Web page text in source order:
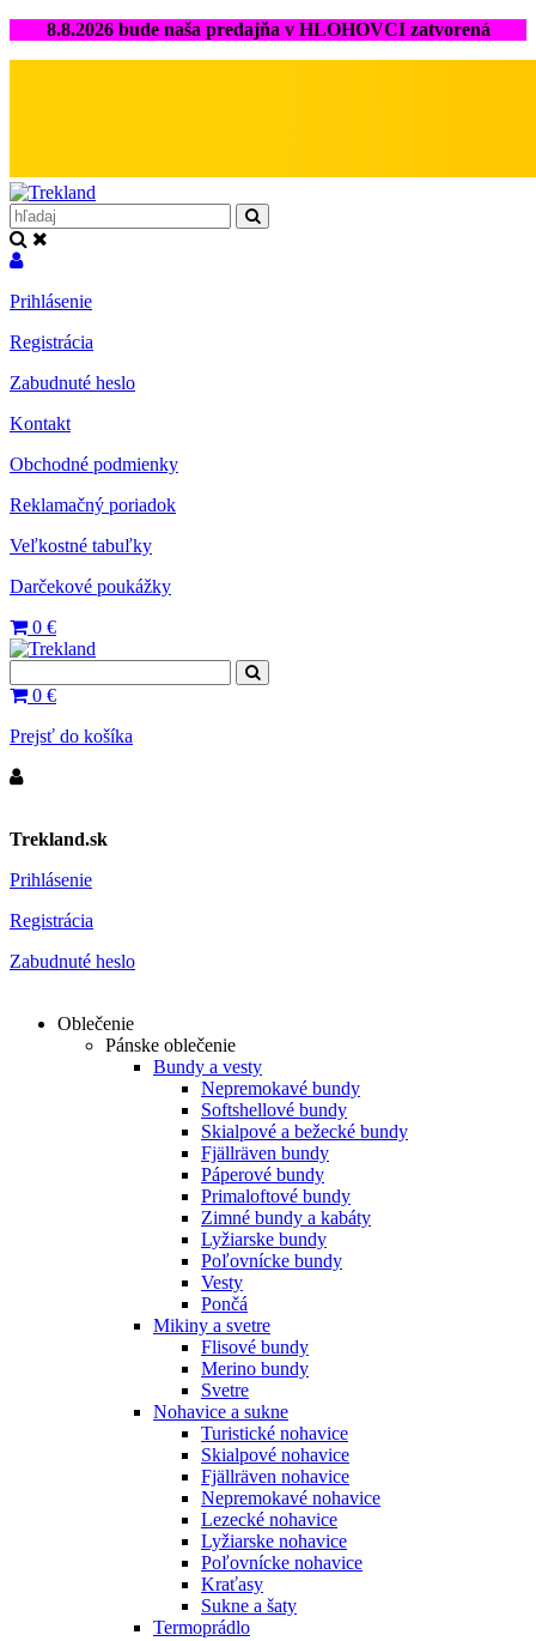
8.8.2026 bude naša predajňa v HLOHOVCI zatvorená
Prihlásenie
Registrácia
Zabudnuté heslo
Kontakt
Obchodné podmienky
Reklamačný poriadok
Veľkostné tabuľky
Darčekové poukážky
0 €
0 €
Prejsť do košíka
Trekland.sk
Prihlásenie
Registrácia
Zabudnuté heslo
Oblečenie
Pánske oblečenie
Bundy a vesty
Nepremokavé bundy
Softshellové bundy
Skialpové a bežecké bundy
Fjällräven bundy
Páperové bundy
Primaloftové bundy
Zimné bundy a kabáty
Lyžiarske bundy
Poľovnícke bundy
Vesty
Pončá
Mikiny a svetre
Flisové bundy
Merino bundy
Svetre
Nohavice a sukne
Turistické nohavice
Skialpové nohavice
Fjällräven nohavice
Nepremokavé nohavice
Lezecké nohavice
Lyžiarske nohavice
Poľovnícke nohavice
Kraťasy
Sukne a šaty
Termoprádlo